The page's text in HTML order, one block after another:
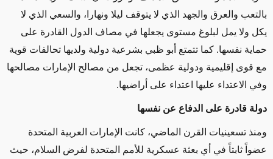
بالتعب والعرق والجهد الذي لا يتوقف ليلا ونهارا، والسعي الذي لا
يكل ولا يمل لبلوغ مستوى يجعلها في مصاف الدول القادرة على
حماية نفسها. كما تتمتع أبو ظبي بشرعية دولية ولديها تحالفات قوية
مع قوى إقليمية ودولية عظمى، تجعل من مصالح الإمارات مصالحها
وفي الاعتداء عليها اعتداء على أراضيها.
دولة قادرة على الدفاع عن نفسها
ومنذ تسعينيات القرن الماضي، كانت الإمارات العربية المتحدة
عضواً ثابتاً في أي بعثة عسكرية للأمم المتحدة لفرض السلام، حيث